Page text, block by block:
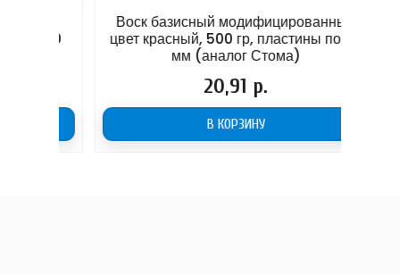
Воск базисный модифицированный
цвет красный, 500 гр, пластины по 1,8
мм (аналог Стома)
20,91 р.
В КОРЗИНУ